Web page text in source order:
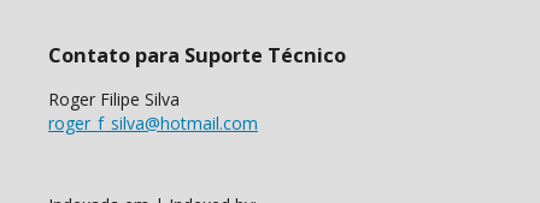
Contato para Suporte Técnico
Roger Filipe Silva
roger_f_silva@hotmail.com